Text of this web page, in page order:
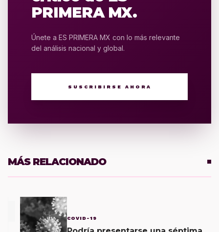
PRIMERA MX.
Únete a ES PRIMERA MX con lo más relevante
del análisis nacional y global.
SUSCRIBIRSE AHORA
MÁS RELACIONADO
COVID-19